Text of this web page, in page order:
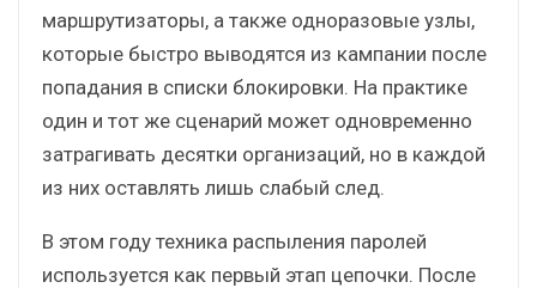
маршрутизаторы, а также одноразовые узлы,
которые быстро выводятся из кампании после
попадания в списки блокировки. На практике
один и тот же сценарий может одновременно
затрагивать десятки организаций, но в каждой
из них оставлять лишь слабый след.
В этом году техника распыления паролей
используется как первый этап цепочки. После